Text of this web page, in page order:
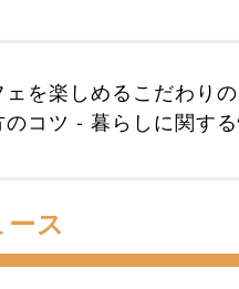
ェを楽しめるこだわり
コツ - 暮らしに関す
ス